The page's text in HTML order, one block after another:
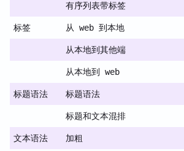
有序列表带标签
标签 从 web 到本地
从本地到其他端
从本地到 web
标题语法 标题语法
标题和文本混排
文本语法 加粗